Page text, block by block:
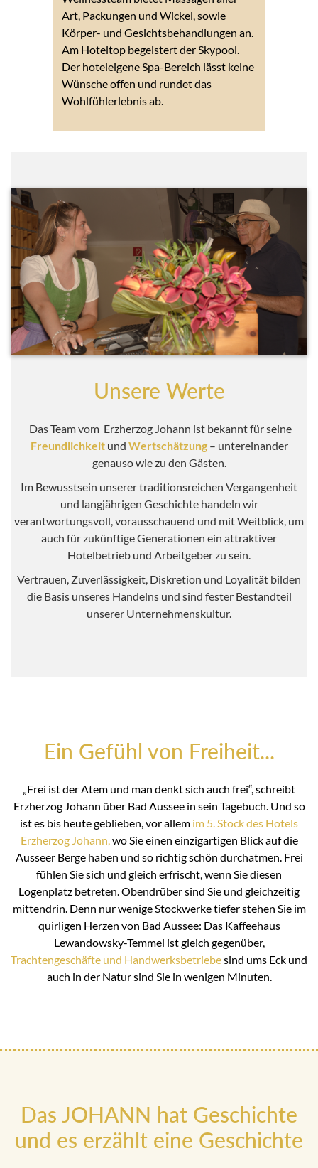
Art, Packungen und Wickel, sowie
Körper- und Gesichtsbehandlungen an.
Am Hoteltop begeistert der Skypool.
Der hoteleigene Spa-Bereich lässt keine
Wünsche offen und rundet das
Wohlfühlerlebnis ab.
Unsere Werte
Das Team vom Erzherzog Johann ist bekannt für seine
Freundlichkeit und Wertschätzung– untereinander
genauso wie zu den Gästen.
Im Bewusstsein unserer traditionsreichen Vergangenheit
und langjährigen Geschichte handeln wir
verantwortungsvoll, vorausschauend und mit Weitblick, um
auch für zukünftige Generationen ein attraktiver
Hotelbetrieb und Arbeitgeber zu sein.
Vertrauen, Zuverlässigkeit, Diskretion und Loyalität bilden
die Basis unseres Handelns und sind fester Bestandteil
unserer Unternehmenskultur.
Ein Gefühl von Freiheit...
„Frei ist der Atem und man denkt sich auch frei“, schreibt
Erzherzog Johann über Bad Aussee in sein Tagebuch. Und so
ist es bis heute geblieben, vor allem im 5. Stock des Hotels
Erzherzog Johann,wo Sie einen einzigartigen Blick auf die
Ausseer Berge haben und so richtig schön durchatmen. Frei
fühlen Sie sich und gleich erfrischt, wenn Sie diesen
Logenplatz betreten. Obendrüber sind Sie und gleichzeitig
mittendrin. Denn nur wenige Stockwerke tiefer stehen Sie im
quirligen Herzen von Bad Aussee: Das Kaffeehaus
Lewandowsky-Temmel ist gleich gegenüber,
Trachtengeschäfte und Handwerksbetriebesind ums Eck und
auch in der Natur sind Sie in wenigen Minuten.
Das JOHANN hat Geschichte
und es erzählt eine Geschichte